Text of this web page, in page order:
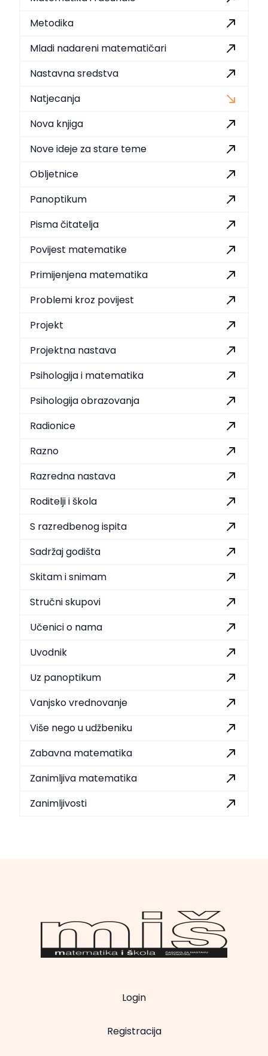
Metodika
Mladi nadareni matematičari
Nastavna sredstva
Natjecanja
Nova knjiga
Nove ideje za stare teme
Obljetnice
Panoptikum
Pisma čitatelja
Povijest matematike
Primijenjena matematika
Problemi kroz povijest
Projekt
Projektna nastava
Psihologija i matematika
Psihologija obrazovanja
Radionice
Razno
Razredna nastava
Roditelji i škola
S razredbenog ispita
Sadržaj godišta
Skitam i snimam
Stručni skupovi
Učenici o nama
Uvodnik
Uz panoptikum
Vanjsko vrednovanje
Više nego u udžbeniku
Zabavna matematika
Zanimljiva matematika
Zanimljivosti
Login
Registracija